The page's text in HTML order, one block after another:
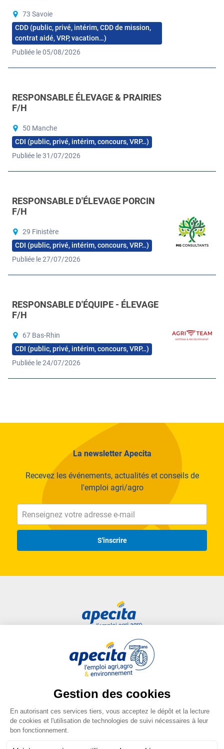
73 Savoie
CDD (public, privé, intérim, CDD de mission,
contrat aidé, VRP, vacation…)
Publiée le 05/08/2026
RESPONSABLE ÉLEVAGE & PRAIRIES
F/H
50 Manche
CDI (public, privé, intérim, concours, VRP…)
Publiée le 31/07/2026
RESPONSABLE D'ÉLEVAGE PORCIN
F/H
29 Finistère
CDI (public, privé, intérim, concours, VRP…)
Publiée le 27/07/2026
RESPONSABLE D'ÉQUIPE - ÉLEVAGE
F/H
67 Bas-Rhin
CDI (public, privé, intérim, concours, VRP…)
Publiée le 24/07/2026
La newsletter Apecita
Recevez les événements, actualités et conseils de
l'emploi agri/agro
S'inscrire
Entreprise
Centre de formation
Liens utiles
Plan du site
FAQ